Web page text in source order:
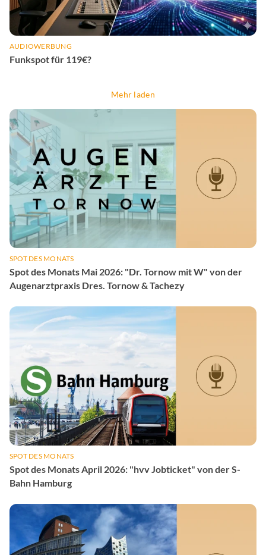
AUDIOWERBUNG
Funkspot für 119€?
Mehr laden
SPOT DES MONATS
Spot des Monats Mai 2026: "Dr. Tornow mit W" von der
Augenarztpraxis Dres. Tornow & Tachezy
SPOT DES MONATS
Spot des Monats April 2026: "hvv Jobticket" von der S-
Bahn Hamburg